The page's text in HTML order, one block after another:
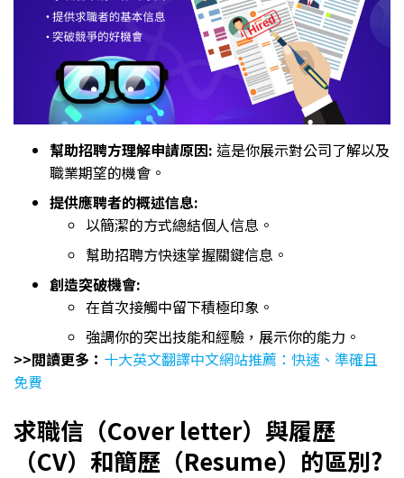
幫助招聘方理解申請原因: 這是你展示對公司了解以及
職業期望的機會。
提供應聘者的概述信息:
以簡潔的方式總結個人信息。
幫助招聘方快速掌握關鍵信息。
創造突破機會:
在首次接觸中留下積極印象。
強調你的突出技能和經驗，展示你的能力。
>>閲讀更多： 十大英文翻譯中文網站推薦：快速、準確且
免費
求職信（Cover letter）與履歷
（CV）和簡歷（Resume）的區別?